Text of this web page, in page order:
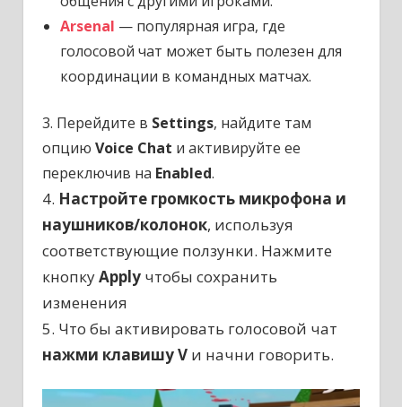
Arsenal — популярная игра, где
голосовой чат может быть полезен для
координации в командных матчах.
3. Перейдите в Settings, найдите там
опцию Voice Chat и активируйте ее
переключив на Enabled.
4. Настройте громкость микрофона и
наушников/колонок, используя
соответствующие ползунки. Нажмите
кнопкуApplyчтобы сохранить
изменения
5. Что бы активировать голосовой чат
нажми клавишу Vи начни говорить.